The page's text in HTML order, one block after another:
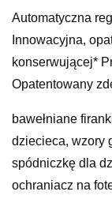
Automatyczna
Innowacyjna,
konserwującej*
Opatentowany
bawełniane
dziecieca, wzory
spódniczkę dla
ochraniacz na